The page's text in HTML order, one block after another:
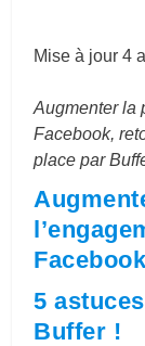
Mise à jour4
Augmenter la
Facebook,
place par
5
Buffer !